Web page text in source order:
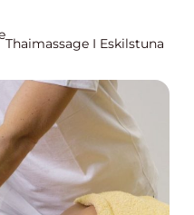
Thaimassage I Eskilstuna